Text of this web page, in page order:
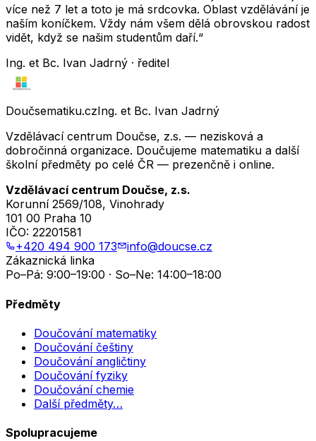
více než 7 let a toto je má srdcovka. Oblast vzdělávání je
naším koníčkem. Vždy nám všem dělá obrovskou radost
vidět, když se našim studentům daří.“
Ing. et Bc. Ivan Jadrný · ředitel
Doučsematiku.czIng. et Bc. Ivan Jadrný
Vzdělávací centrum Doučse, z.s. — nezisková a
dobročinná organizace. Doučujeme matematiku a další
školní předměty po celé ČR — prezenčně i online.
Vzdělávací centrum Doučse, z.s.
Korunní 2569/108, Vinohrady
101 00 Praha 10
IČO: 22201581
+420 494 900 173
info@doucse.cz
Zákaznická linka
Po–Pá: 9:00–19:00 · So–Ne: 14:00–18:00
Předměty
Doučování matematiky
Doučování češtiny
Doučování angličtiny
Doučování fyziky
Doučování chemie
Další předměty…
Spolupracujeme